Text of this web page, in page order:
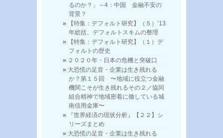
るのか？」～4：中国 金融不安の
背景？
【特集：デフォルト研究】（５）’13
年総括、デフォルトスキムの整理
【特集：デフォルト研究】（１）デ
フォルトの歴史
２０２０年・日本の危機と突破口
大恐慌の足音・企業は生き残れる
か？第１５回 〜地域に役立つ金融
機関こそが生き残れるその２／協同
組合精神で地域密着に徹している城
南信用金庫〜
『世界経済の現状分析』【２２】シ
リーズまとめ
大恐慌の足音・企業は生き残れる